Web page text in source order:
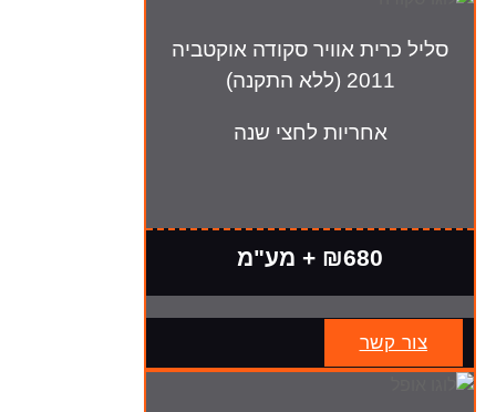
סליל כרית אוויר סקודה אוקטביה
2011 (ללא התקנה)
אחריות לחצי שנה
₪680 + מע"מ
צור קשר